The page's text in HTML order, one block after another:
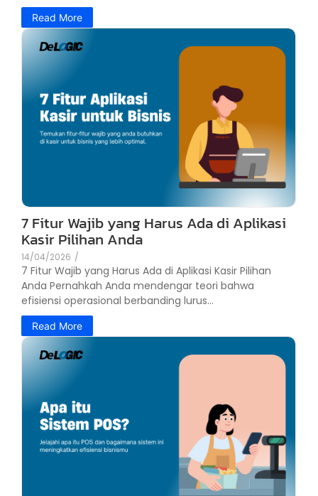
Read More
7 Fitur Wajib yang Harus Ada di Aplikasi
Kasir Pilihan Anda
14/04/2026 /
7 Fitur Wajib yang Harus Ada di Aplikasi Kasir Pilihan
Anda Pernahkah Anda mendengar teori bahwa
efisiensi operasional berbanding lurus...
Read More